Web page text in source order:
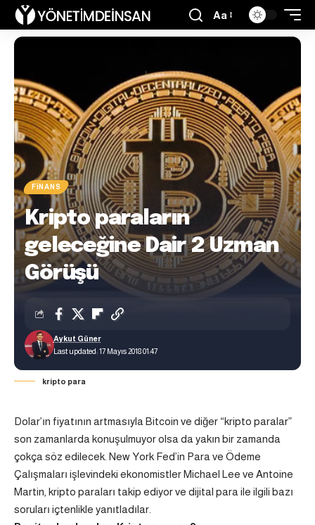
Aa
FINANS
Kripto paraların
geleceğine Dair 2 Uzman
Görüşü
Last updated: 17 Mayıs 2018 01:47
Aykut Güner
kripto para
Dolar’ın fiyatının artmasıyla Bitcoin ve diğer “kripto paralar”
son zamanlarda konuşulmuyor olsa da yakın bir zamanda
çokça söz edilecek. New York Fed’in Para ve Ödeme
Çalışmaları işlevindeki ekonomistler Michael Lee ve Antoine
Martin, kripto paraları takip ediyor ve dijital para ile ilgili bazı
soruları içtenlikle yanıtladılar.